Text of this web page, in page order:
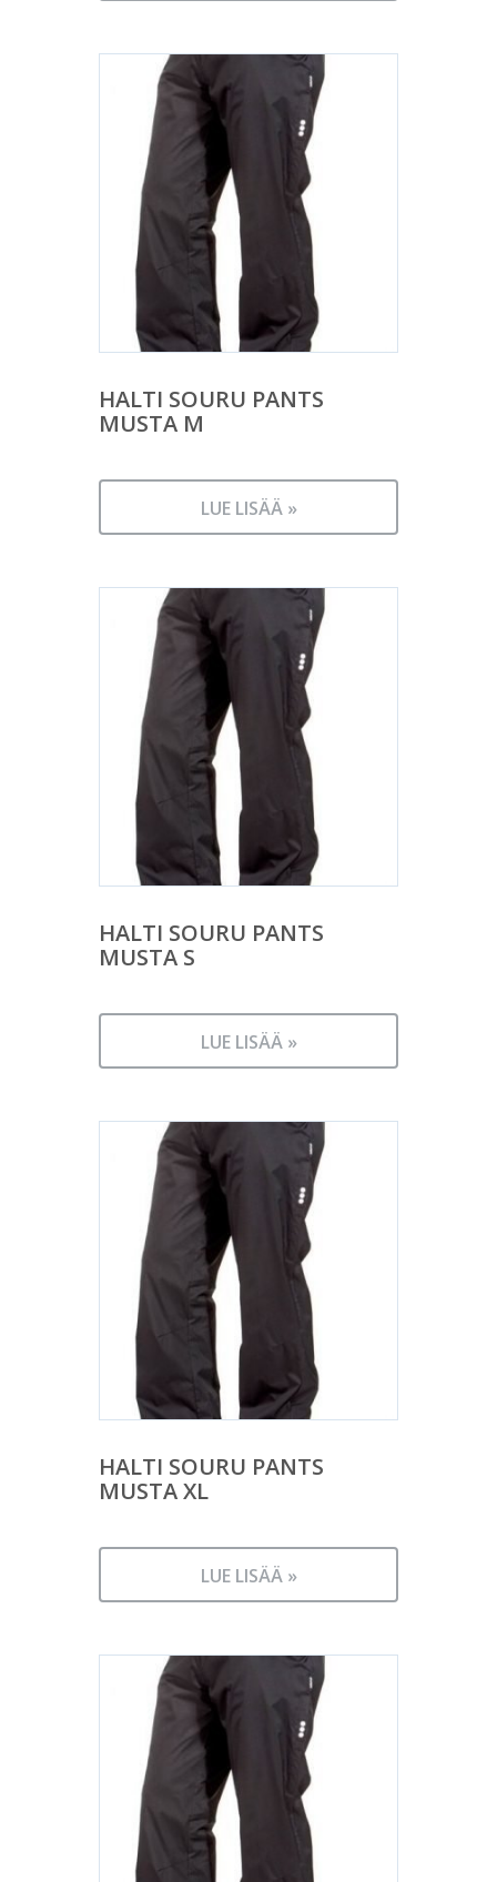
HALTI SOURU PANTS
MUSTA M
LUE LISÄÄ »
HALTI SOURU PANTS
MUSTA S
LUE LISÄÄ »
HALTI SOURU PANTS
MUSTA XL
LUE LISÄÄ »